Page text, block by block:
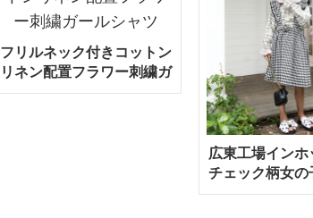
フリルネック付きコットン
リネン配置フラワー刺繍ガ
ールシャツ
広東工場インホ
チェック柄女の
フリルストラ